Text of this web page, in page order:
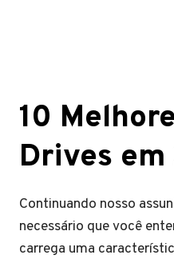
10
Drives
Continuando nosso
necessário que você
carrega uma